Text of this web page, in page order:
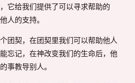
它给我们提供了可以寻求帮助的
人的支持。
团契，在团契里我们可以帮助他人
忘记，在神改变我们的生命后，他
事教导别人。